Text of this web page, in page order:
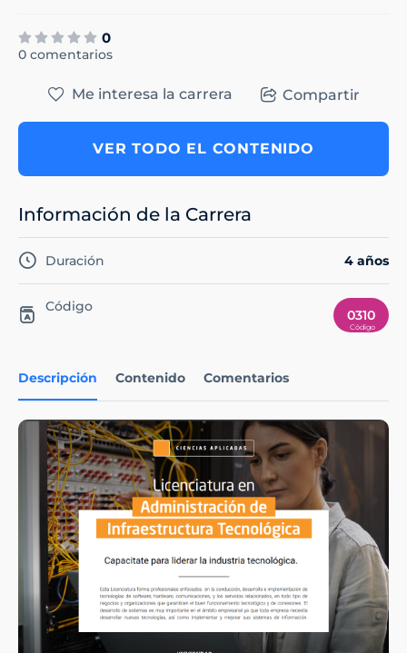
0
0 comentarios
Descripción Contenido Comentarios
Me interesa la carrera Compartir
VER TODO EL CONTENIDO
Información de la Carrera
Duración 4 años
Código
0310